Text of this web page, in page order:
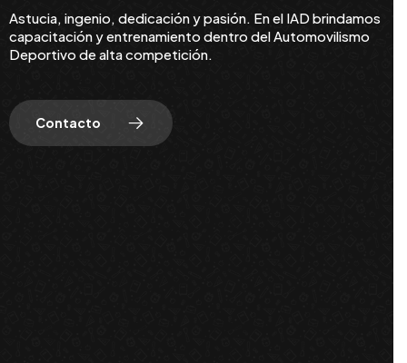
Astucia, ingenio, dedicación y pasión. En el IAD brindamos
capacitación y entrenamiento dentro del Automovilismo
Deportivo de alta competición.
Contacto